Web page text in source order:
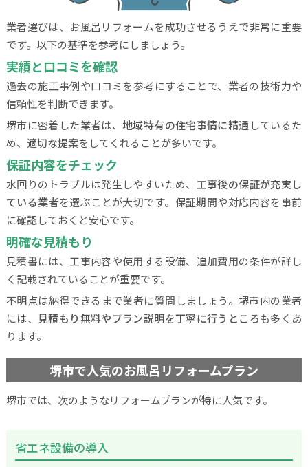
業者選びは、お風呂リフォームを成功させるうえで非常に重要
です。以下の基準を参考にしましょう。
実績と口コミを確認
過去の施工事例や口コミを参考にすることで、業者の技術力や
信頼性を判断できます。
堺市に密着した業者は、 地域特有の住宅事情に精通しているた
め、適切な提案をしてくれることが多いです。
保証内容をチェック
水回りのトラブルは発生しやすいため、 工事後の保証が充実し
ている業者を選ぶことが大切です。保証期間や対応内容を事前
に確認しておくと安心です。
明確な見積もり
見積書には、工事内容や使用する設備、追加費用の条件が詳し
く記載されていることが重要です。
不明点は納得できるまで業者に質問しましょう。堺市内の業者
には、 見積もり無料やプラン説明を丁寧に行うところも多くあ
ります。
堺市で人気のお風呂リフォームプラン
堺市では、次のようなリフォームプランが特に人気です。
省エネ設備の導入